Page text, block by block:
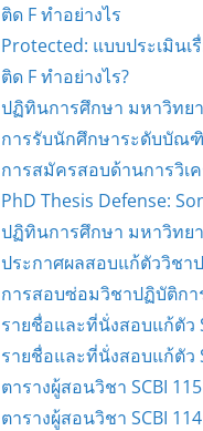
ติด F ทำอย่างไร
Protected: แบบประเมิน
ติด F ทำอย่างไร?
ปฏิทินการศึกษา มหาวิทย
การรับนักศึกษาระดับบัณฑิ
การสมัครสอบด้านการวิเ
PhD Thesis Defense:
ปฏิทินการศึกษา มหาวิทย
ประกาศผลสอบแก้ตัววิชา
การสอบซ่อมวิชาปฏิบัติกา
รายชื่อและที่นั่งสอบแก้ตัว
รายชื่อและที่นั่งสอบแก้ตัว
ตารางผู้สอนวิชา SCBI
ตารางผู้สอนวิชา SCBI